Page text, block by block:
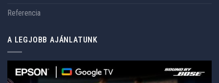
Referencia
A LEGJOBB AJÁNLATUNK